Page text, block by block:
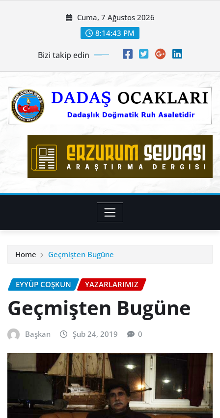
Cuma, 7 Ağustos 2026
8:14:44 PM
Bizi takip edin
Home Geçmişten Bugüne
EYYÜP COŞKUN YAZARLARIMIZ
Geçmişten Bugüne
Başkan Şub 24, 2019 0